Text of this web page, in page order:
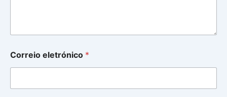
Correio eletrónico *